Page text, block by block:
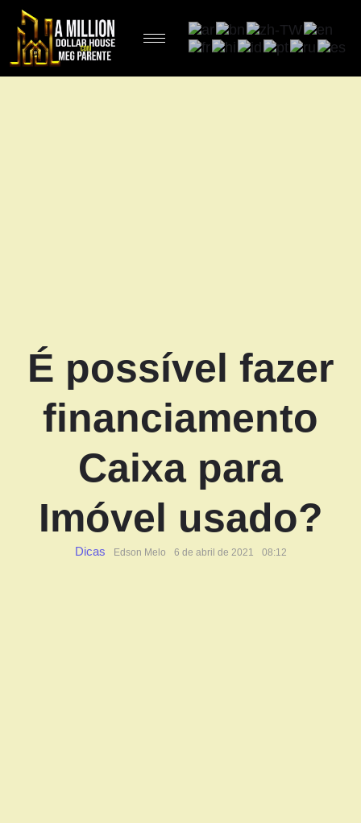
É possível fazer
financiamento
Caixa para
Imóvel usado?
Dicas Edson Melo 6 de abril de 2021 08:12